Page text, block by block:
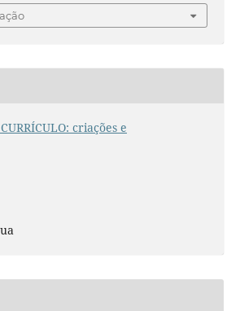
criações e